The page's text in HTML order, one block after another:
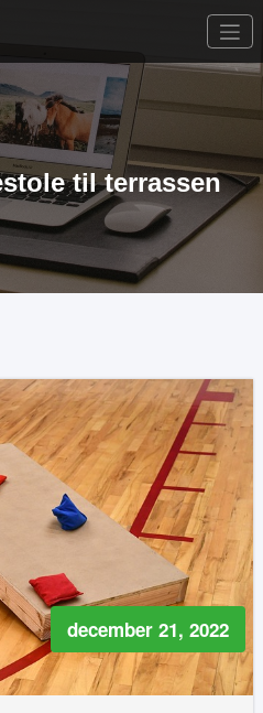
til terrassen
december 21, 2022